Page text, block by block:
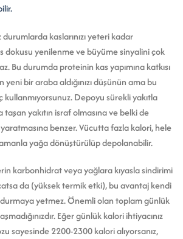
durumlarda kaslarınızı yeteri kadar
dokusu yenilenme ve büyüme sinyalini çok
Bu durumda proteinin kas yapımına katkısı
yeni bir araba aldığınızı düşünün ama bu
kullanmıyorsunuz. Depoyu sürekli yakıtla
yakıtın israf olmasına ve belki de
benzer. Vücutta fazla kalori, hele
yağa dönüştürülüp depolanabilir.
karbonhidrat veya yağlara kıyasla sindirimi
da (yüksek termik etki), bu avantaj kendi
yetmez. Önemli olan toplam günlük
Eğer günlük kalori ihtiyacınız
sayesinde 2200-2300 kalori alıyorsanız,